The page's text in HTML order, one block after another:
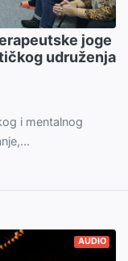
joge
udruženja
i mentalnog
AUDIO